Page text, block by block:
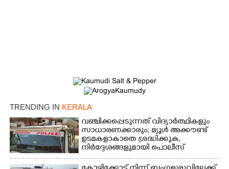
TRENDING IN KERALA
വഞ്ചിക്കപ്പെടുന്നത് വിദ്യാർത്ഥികളും
സാധാരണക്കാരും; മ്യൂൾ അക്കൗണ്ട്
ഉടമകളാകാതെ ശ്രദ്ധിക്കുക,
നിർദ്ദേശങ്ങളുമായി പൊലീസ്